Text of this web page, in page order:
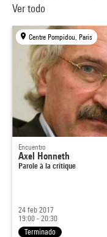
Ver todo
Centre Pompidou, Paris
Encuentro
Axel Honneth
Parole à la critique
24 feb 2017
19:00 - 20:30
Terminado